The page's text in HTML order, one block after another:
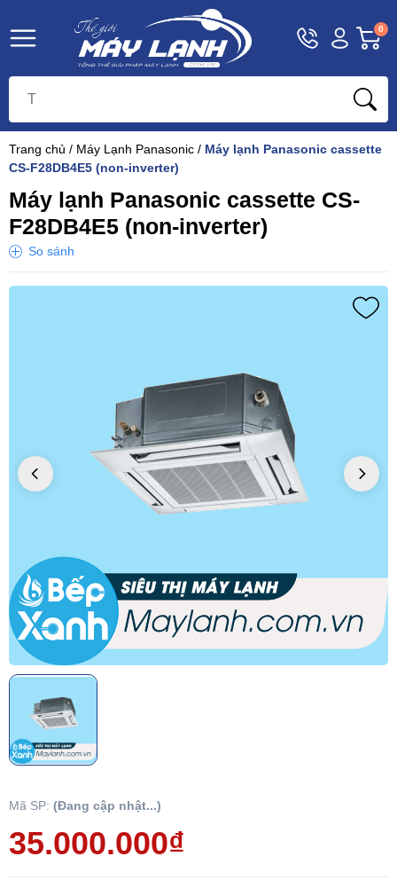
Hotline
1800
Tài
khoản
Khách
0
Trang chủ / Máy Lạnh Panasonic / Máy lạnh Panasonic cassette
CS-F28DB4E5 (non-inverter)
Máy lạnh Panasonic cassette CS-
F28DB4E5 (non-inverter)
So sánh
Mã SP: (Đang cập nhật...)
35.000.000₫